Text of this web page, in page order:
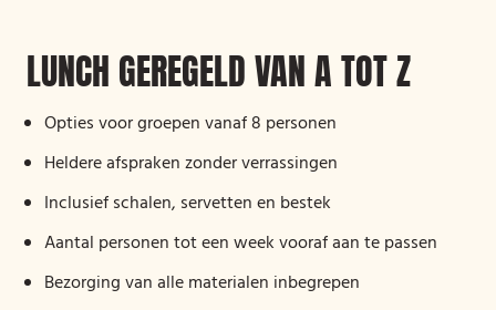
LUNCH GEREGELD VAN A TOT Z
Opties voor groepen vanaf 8 personen
Heldere afspraken zonder verrassingen
Inclusief schalen, servetten en bestek
Aantal personen tot een week vooraf aan te passen
Bezorging van alle materialen inbegrepen